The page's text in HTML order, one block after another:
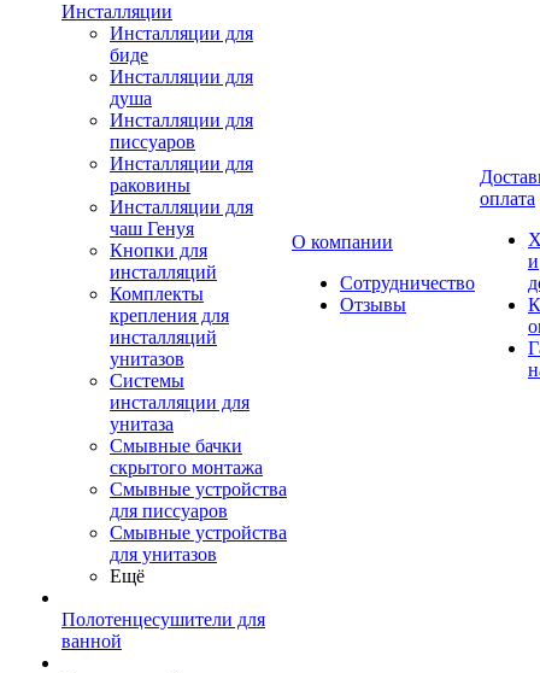
Инсталляции
Инсталляции для
биде
Инсталляции для
душа
Инсталляции для
писсуаров
Инсталляции для
раковины
Инсталляции для
чаш Генуя
Кнопки для
инсталляций
Комплекты
крепления для
инсталляций
унитазов
Системы
инсталляции для
унитаза
Смывные бачки
скрытого монтажа
Смывные устройства
для писсуаров
Смывные устройства
для унитазов
Ещё
Полотенцесушители для
ванной
О компании
Сотрудничество
Отзывы
оплата
и